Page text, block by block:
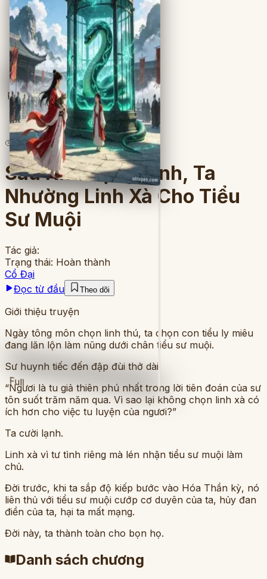
Full
Full
lượt đọc· 7chương
Sau Khi Trọng Sinh, Ta
Nhường Linh Xà Cho Tiểu
Sư Muội
Tác giả:
Trạng thái: Hoàn thành
Cổ Đại
Đọc từ đầu
Theo dõi
Giới thiệu truyện
Ngày tông môn chọn linh thú, ta chọn con tiểu ly miêu
đang lăn lộn làm nũng dưới chân tiểu sư muội.
Sư huynh tiếc đến đập đùi thở dài:
“Ngươi là tu giả thiên phú nhất trong lời tiên đoán của sư
tôn suốt trăm năm qua. Vì sao lại không chọn linh xà có
ích hơn cho việc tu luyện của ngươi?”
Ta cười lạnh.
Linh xà vì tư tình riêng mà lén nhận tiểu sư muội làm
chủ.
Đời trước, khi ta sắp độ kiếp bước vào Hóa Thần kỳ, nó
liên thủ với tiểu sư muội cướp cơ duyên của ta, hủy đan
điền của ta, hại ta mất mạng.
Đời này, ta thành toàn cho bọn họ.
Danh sách chương